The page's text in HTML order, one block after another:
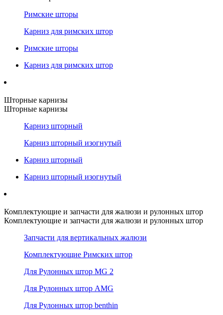
Римские шторы
Карниз для римских штор
Римские шторы
Карниз для римских штор
Шторные карнизы
Шторные карнизы
Карниз шторный
Карниз шторный изогнутый
Карниз шторный
Карниз шторный изогнутый
Комплектующие и запчасти для жалюзи и рулонных штор
Комплектующие и запчасти для жалюзи и рулонных штор
Запчасти для вертикальных жалюзи
Комплектующие Римских штор
Для Рулонных штор MG 2
Для Рулонных штор AMG
Для Рулонных штор benthin